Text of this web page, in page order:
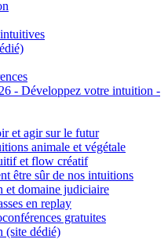
- Développez votre intuition -
et agir sur le futur
animale et végétale
et flow créatif
être sûr de nos intuitions
et domaine judiciaire
en replay
gratuites
(site dédié)